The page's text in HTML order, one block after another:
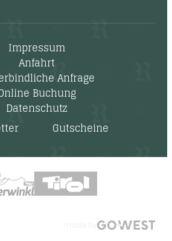
Impressum
Anfahrt
Anfrage
Buchung
Datenschutz
Gutscheine